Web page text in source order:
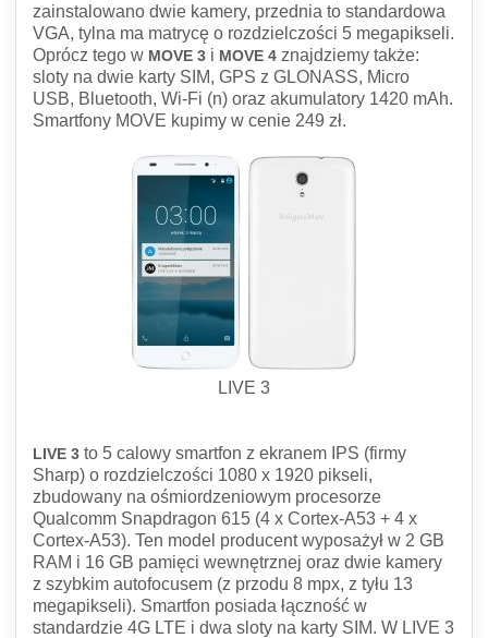
zainstalowano dwie kamery, przednia to standardowa
VGA, tylna ma matrycę o rozdzielczości 5 megapikseli.
Oprócz tego w MOVE 3 i MOVE 4 znajdziemy także:
sloty na dwie karty SIM, GPS z GLONASS, Micro
USB, Bluetooth, Wi-Fi (n) oraz akumulatory 1420 mAh.
Smartfony MOVE kupimy w cenie 249 zł.
LIVE 3
LIVE 3 to 5 calowy smartfon z ekranem IPS (firmy
Sharp) o rozdzielczości 1080 x 1920 pikseli,
zbudowany na ośmiordzeniowym procesorze
Qualcomm Snapdragon 615 (4 x Cortex-A53 + 4 x
Cortex-A53). Ten model producent wyposażył w 2 GB
RAM i 16 GB pamięci wewnętrznej oraz dwie kamery
z szybkim autofocusem (z przodu 8 mpx, z tyłu 13
megapikseli). Smartfon posiada łączność w
standardzie 4G LTE i dwa sloty na karty SIM. W LIVE 3